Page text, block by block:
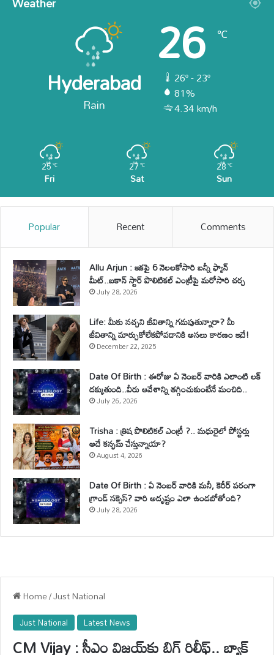
Hyderabad
Rain
26 ℃
26º - 23º
81%
4.34 km/h
25℃
Fri
27℃
Sat
28℃
Sun
Popular Recent Comments
Allu Arjun : ఇకపై 6 నెలలకోసారి బన్నీ ఫ్యాన్
మీట్..ఐకాన్ స్టార్ పొలిటికల్ ఎంట్రీపై మరోసారి చర్చ
July 28, 2026
Life: మీకు నచ్చని జీవితాన్ని గడుపుతున్నారా? మీ
జీవితాన్ని మార్చుకోలేకపోవడానికి అసలు కారణం ఇదే!
December 22, 2025
Date Of Birth : ఈరోజు ఏ నెంబర్ వారికి ఎలాంటి లక్
దక్కుతుంది..వీరు ఆవేశాన్ని తగ్గించుకుంటేనే మంచిది..
July 26, 2026
Trisha : త్రిష పొలిటికల్ ఎంట్రీ ?.. మధురైలో పోస్టర్లు
అదే కన్ఫమ్ చేస్తున్నాయా?
August 4, 2026
Date Of Birth : ఏ నెంబర్ వారికి మనీ, కెరీర్ పరంగా
గ్రాండ్ సక్సెస్? వారి అదృష్టం ఎలా ఉండబోతోంది?
July 28, 2026